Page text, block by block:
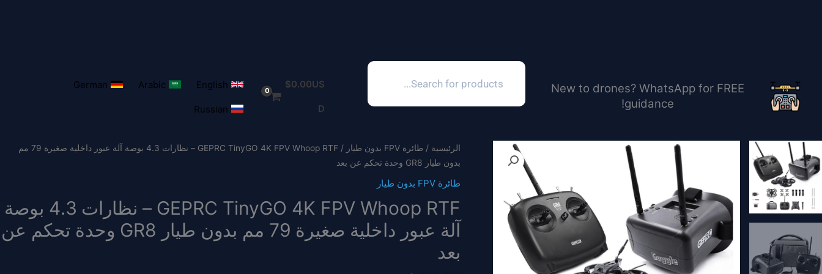
New to drones? WhatsApp for FREE
guidance!
search
$0.00US
D
English
Arabic
German
Russian
الرئيسية / طائرة FPV بدون طيار
/ GEPRC TinyGO 4K FPV Whoop RTF – نظارات 4.3 بوصة آلة عبور داخلية صغيرة 79 مم
بدون طيار GR8 وحدة تحكم عن بعد
طائرة FPV بدون طيار
GEPRC TinyGO 4K FPV Whoop RTF – نظارات 4.3 بوصة
آلة عبور داخلية صغيرة 79 مم بدون طيار GR8 وحدة تحكم عن
بعد